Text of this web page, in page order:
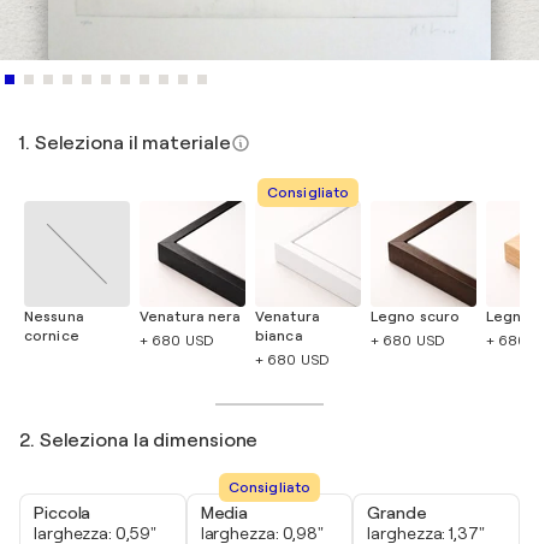
1. Seleziona il materiale
Nessuna
cornice
Venatura nera
+ 680 USD
Consigliato
Venatura
bianca
+ 680 USD
Legno scuro
+ 680 USD
Legno
+ 680
2. Seleziona la dimensione
Piccola
larghezza: 0,59"
Consigliato
Media
larghezza: 0,98"
Grande
larghezza: 1,37"